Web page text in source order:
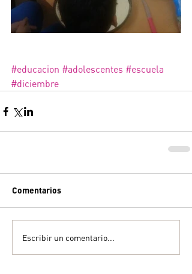
#educacion #adolescentes #escuela
#diciembre
Comentarios
Escribir un comentario...